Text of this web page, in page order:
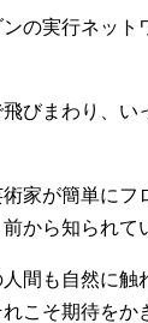
の実行ネット
びまわり、い
家が簡単にフ
から知られて
間も自然に触
こそ期待をか